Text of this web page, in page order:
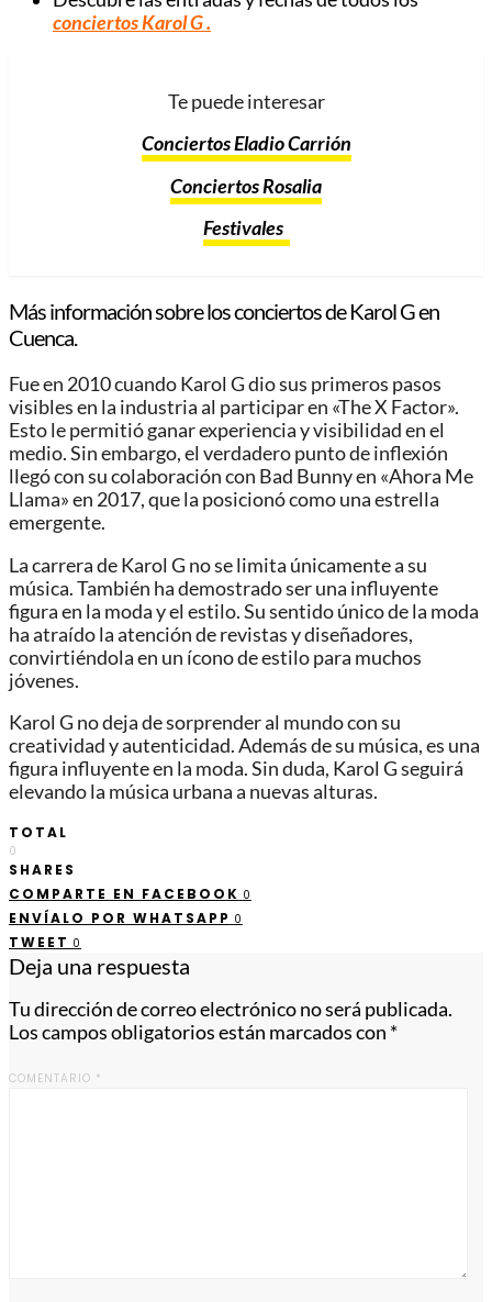
conciertos Karol G.
Te puede interesar
Conciertos Eladio Carrión
Conciertos Rosalia
Festivales
Más información sobre los conciertos de Karol G en
Cuenca.
Fue en 2010 cuando Karol G dio sus primeros pasos
visibles en la industria al participar en «The X Factor».
Esto le permitió ganar experiencia y visibilidad en el
medio. Sin embargo, el verdadero punto de inflexión
llegó con su colaboración con Bad Bunny en «Ahora Me
Llama» en 2017, que la posicionó como una estrella
emergente.
La carrera de Karol G no se limita únicamente a su
música. También ha demostrado ser una influyente
figura en la moda y el estilo. Su sentido único de la moda
ha atraído la atención de revistas y diseñadores,
convirtiéndola en un ícono de estilo para muchos
jóvenes.
Karol G no deja de sorprender al mundo con su
creatividad y autenticidad. Además de su música, es una
figura influyente en la moda. Sin duda, Karol G seguirá
elevando la música urbana a nuevas alturas.
TOTAL
0
SHARES
COMPARTE EN FACEBOOK 0
ENVÍALO POR WHATSAPP 0
TWEET 0
Deja una respuesta
Tu dirección de correo electrónico no será publicada.
Los campos obligatorios están marcados con *
COMENTARIO *